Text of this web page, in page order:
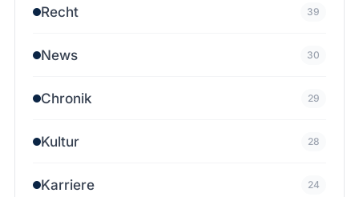
Recht 39
News 30
Chronik 29
Kultur 28
Karriere 24